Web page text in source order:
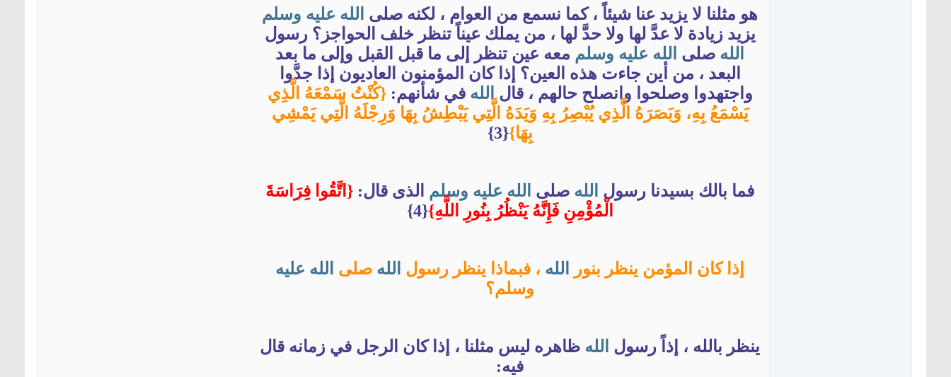
هو مثلنا لا يزيد عنا شيئاً ، كما نسمع من العوام ، لكنه صلى الله عليه وسلم
يزيد زيادة لا عدَّ لها ولا حدَّ لها ، من يملك عيناً تنظر خلف الحواجز؟ رسول
الله صلى الله عليه وسلم معه عين تنظر إلى ما قبل القبل وإلى ما بعد
البعد ، من أين جاءت هذه العين؟ إذا كان المؤمنون العاديون إذا جدَّوا
واجتهدوا وصلحوا وانصلح حالهم ، قالالله في شأنهم: {كُنْتُ سَمْعَهُ الَّذِي
يَسْمَعُ بِهِ، وَبَصَرَهُ الَّذِي يُبْصِرُ بِهِ وَيَدَهُ الَّتِي يَبْطِشُ بِهَا وَرِجْلَهُ الَّتِي يَمْشِي
بِهَا}{3}
فما بالك بسيدنا رسول الله صلى الله عليه وسلم الذى قال: {اتَّقُوا فِرَاسَةَ
الْمُؤْمِنِ فَإِنَّهُ يَنْظُرُ بِنُورِ اللَّهِ}{4}
إذا كان المؤمن ينظر بنور الله ، فبماذا ينظر رسول الله صلى الله عليه
وسلم؟
ينظر بالله ، إذاً رسول الله ظاهره ليس مثلنا ، إذا كان الرجل في زمانه قال
فيه: